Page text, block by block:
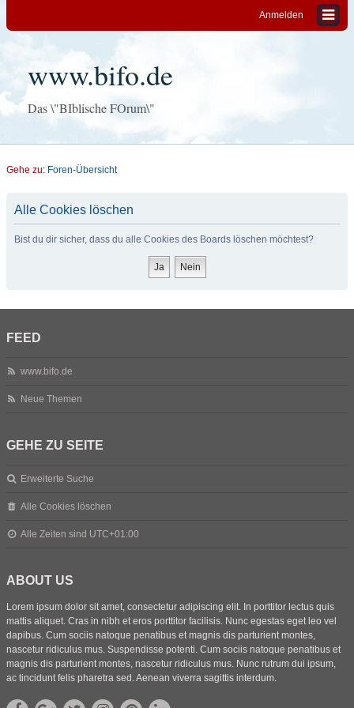
Anmelden
www.bifo.de
Das \"BIblische FOrum\"
Gehe zu: Foren-Übersicht
Alle Cookies löschen
Bist du dir sicher, dass du alle Cookies des Boards löschen möchtest?
FEED
www.bifo.de
Neue Themen
GEHE ZU SEITE
Erweiterte Suche
Alle Cookies löschen
Alle Zeiten sind UTC+01:00
ABOUT US
Lorem ipsum dolor sit amet, consectetur adipiscing elit. In porttitor lectus quis
mattis aliquet. Cras in nibh et eros porttitor facilisis. Nunc egestas eget leo vel
dapibus. Cum sociis natoque penatibus et magnis dis parturient montes,
nascetur ridiculus mus. Suspendisse potenti. Cum sociis natoque penatibus et
magnis dis parturient montes, nascetur ridiculus mus. Nunc rutrum dui ipsum,
ac tincidunt felis pharetra sed. Aenean viverra sagittis interdum.